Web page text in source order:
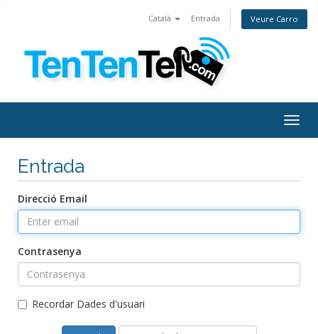
Català Entrada Veure Carro
Entrada
Direcció Email
Contrasenya
Recordar Dades d'usuari